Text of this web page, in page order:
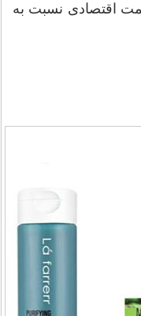
اقتصادی نسبت به